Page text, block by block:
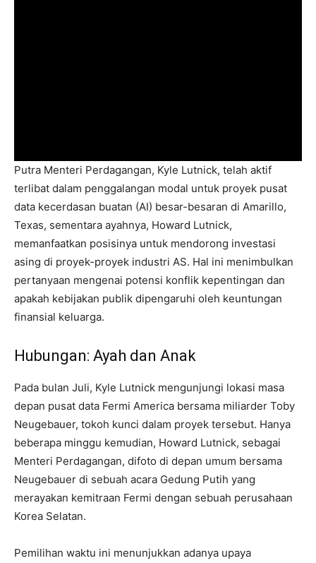
Putra Menteri Perdagangan, Kyle Lutnick, telah aktif
terlibat dalam penggalangan modal untuk proyek pusat
data kecerdasan buatan (AI) besar-besaran di Amarillo,
Texas, sementara ayahnya, Howard Lutnick,
memanfaatkan posisinya untuk mendorong investasi
asing di proyek-proyek industri AS. Hal ini menimbulkan
pertanyaan mengenai potensi konflik kepentingan dan
apakah kebijakan publik dipengaruhi oleh keuntungan
finansial keluarga.
Hubungan: Ayah dan Anak
Pada bulan Juli, Kyle Lutnick mengunjungi lokasi masa
depan pusat data Fermi America bersama miliarder Toby
Neugebauer, tokoh kunci dalam proyek tersebut. Hanya
beberapa minggu kemudian, Howard Lutnick, sebagai
Menteri Perdagangan, difoto di depan umum bersama
Neugebauer di sebuah acara Gedung Putih yang
merayakan kemitraan Fermi dengan sebuah perusahaan
Korea Selatan.
Pemilihan waktu ini menunjukkan adanya upaya